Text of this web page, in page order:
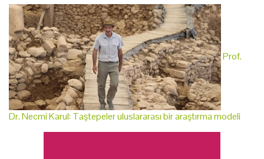
Prof.
Dr. Necmi Karul: Taştepeler uluslararası bir araştırma modeli